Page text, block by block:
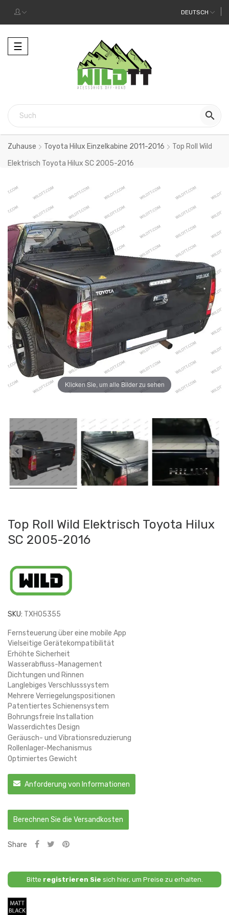
DEUTSCH
Toggle
navigation
☰

Zuhause Toyota Hilux Einzelkabine 2011-2016
Top Roll Wild
Elektrisch Toyota Hilux SC 2005-2016
Klicken Sie, um alle Bilder zu sehen
Top Roll Wild Elektrisch Toyota Hilux
SC 2005-2016
SKU: TXH05355
Fernsteuerung über eine mobile App
Vielseitige Gerätekompatibilität
Erhöhte Sicherheit
Wasserabfluss-Management
Dichtungen und Rinnen
Langlebiges Verschlusssystem
Mehrere Verriegelungspositionen
Patentiertes Schienensystem
Bohrungsfreie Installation
Wasserdichtes Design
Geräusch- und Vibrationsreduzierung
Rollenlager-Mechanismus
Optimiertes Gewicht
Anforderung von Informationen
Berechnen Sie die Versandkosten
Share
Bitte registrieren Sie sich hier, um Preise zu erhalten.